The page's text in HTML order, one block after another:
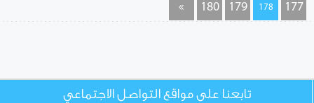
177
178
179
180
»
تابعنا على مواقع التواصل الاجتماعي